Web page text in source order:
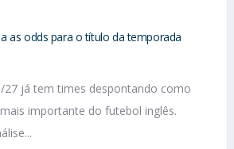
as odds para o título da temporada
27 já tem times despontando como
importante do futebol inglês.